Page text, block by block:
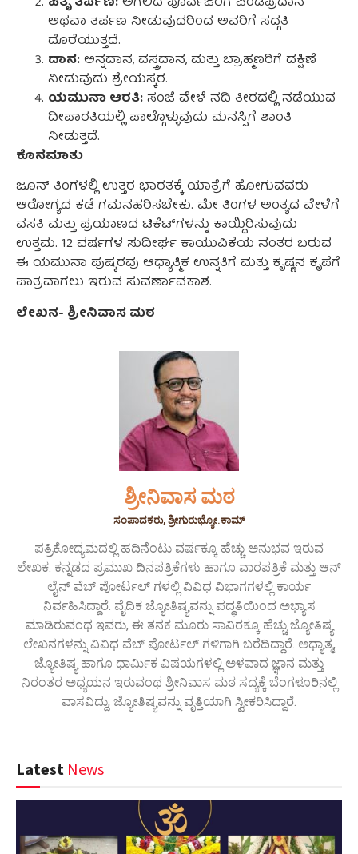
ಅಥವಾ ತರ್ಪಣ ನೀಡುವುದರಿಂದ ಅವರಿಗೆ ಸದ್ಗತಿ
ದೊರೆಯುತ್ತದೆ.
ದಾನ:ಅನ್ನದಾನ, ವಸ್ತ್ರದಾನ, ಮತ್ತು ಬ್ರಾಹ್ಮಣರಿಗೆ ದಕ್ಷಿಣೆ
ನೀಡುವುದು ಶ್ರೇಯಸ್ಕರ.
ಯಮುನಾ ಆರತಿ:ಸಂಜೆ ವೇಳೆ ನದಿ ತೀರದಲ್ಲಿ ನಡೆಯುವ
ದೀಪಾರತಿಯಲ್ಲಿ ಪಾಲ್ಗೊಳ್ಳುವುದು ಮನಸ್ಸಿಗೆ ಶಾಂತಿ
ನೀಡುತ್ತದೆ.
ಕೊನೆಮಾತು
ಜೂನ್ ತಿಂಗಳಲ್ಲಿ ಉತ್ತರ ಭಾರತಕ್ಕೆ ಯಾತ್ರೆಗೆ ಹೋಗುವವರು
ಆರೋಗ್ಯದ ಕಡೆ ಗಮನಹರಿಸಬೇಕು. ಮೇ ತಿಂಗಳ ಅಂತ್ಯದ ವೇಳೆಗೆ
ವಸತಿ ಮತ್ತು ಪ್ರಯಾಣದ ಟಿಕೆಟ್‌ಗಳನ್ನು ಕಾಯ್ದಿರಿಸುವುದು
ಉತ್ತಮ. 12 ವರ್ಷಗಳ ಸುದೀರ್ಘ ಕಾಯುವಿಕೆಯ ನಂತರ ಬರುವ
ಈ ಯಮುನಾ ಪುಷ್ಕರವು ಆಧ್ಯಾತ್ಮಿಕ ಉನ್ನತಿಗೆ ಮತ್ತು ಕೃಷ್ಣನ ಕೃಪೆಗೆ
ಪಾತ್ರವಾಗಲು ಇರುವ ಸುವರ್ಣಾವಕಾಶ.
ಲೇಖನ- ಶ್ರೀನಿವಾಸ ಮಠ
ಶ್ರೀನಿವಾಸ ಮಠ
ಸಂಪಾದಕರು, ಶ್ರೀಗುರುಭ್ಯೋ.ಕಾಮ್
ಪತ್ರಿಕೋದ್ಯಮದಲ್ಲಿ ಹದಿನೆಂಟು ವರ್ಷಕ್ಕೂ ಹೆಚ್ಚು ಅನುಭವ ಇರುವ
ಲೇಖಕ. ಕನ್ನಡದ ಪ್ರಮುಖ ದಿನಪತ್ರಿಕೆಗಳು ಹಾಗೂ ವಾರಪತ್ರಿಕೆ ಮತ್ತು ಆನ್
ಲೈನ್ ವೆಬ್ ಪೋರ್ಟಲ್ ಗಳಲ್ಲಿ ವಿವಿಧ ವಿಭಾಗಗಳಲ್ಲಿ ಕಾರ್ಯ
ನಿರ್ವಹಿಸಿದ್ದಾರೆ. ವೈದಿಕ ಜ್ಯೋತಿಷ್ಯವನ್ನು ಪದ್ಧತಿಯಿಂದ ಅಭ್ಯಾಸ
ಮಾಡಿರುವಂಥ ಇವರು, ಈ ತನಕ ಮೂರು ಸಾವಿರಕ್ಕೂ ಹೆಚ್ಚು ಜ್ಯೋತಿಷ್ಯ
ಲೇಖನಗಳನ್ನು ವಿವಿಧ ವೆಬ್ ಪೋರ್ಟಲ್ ಗಳಿಗಾಗಿ ಬರೆದಿದ್ದಾರೆ. ಅಧ್ಯಾತ್ಮ,
ಜ್ಯೋತಿಷ್ಯ ಹಾಗೂ ಧಾರ್ಮಿಕ ವಿಷಯಗಳಲ್ಲಿ ಅಳವಾದ ಜ್ಞಾನ ಮತ್ತು
ನಿರಂತರ ಅಧ್ಯಯನ ಇರುವಂಥ ಶ್ರೀನಿವಾಸ ಮಠ ಸದ್ಯಕ್ಕೆ ಬೆಂಗಳೂರಿನಲ್ಲಿ
ವಾಸವಿದ್ದು, ಜ್ಯೋತಿಷ್ಯವನ್ನು ವೃತ್ತಿಯಾಗಿ ಸ್ವೀಕರಿಸಿದ್ದಾರೆ.
Latest News